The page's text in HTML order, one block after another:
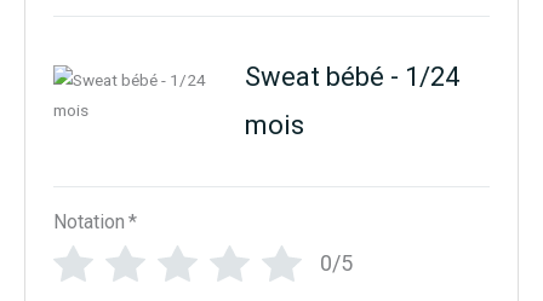
Sweat bébé - 1/24
mois
Notation *
0/5